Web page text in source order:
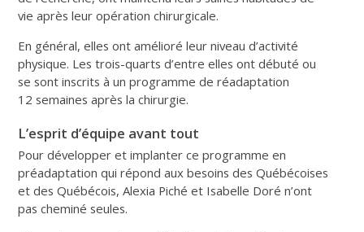
vie après leur opération chirurgicale.
En général, elles ont amélioré leur niveau d’activité
physique. Les trois-quarts d’entre elles ont débuté ou
se sont inscrits à un programme de réadaptation
12 semaines après la chirurgie.
L’esprit d’équipe avant tout
Pour développer et implanter ce programme en
préadaptation qui répond aux besoins des Québécoises
et des Québécois, Alexia Piché et Isabelle Doré n’ont
pas cheminé seules.